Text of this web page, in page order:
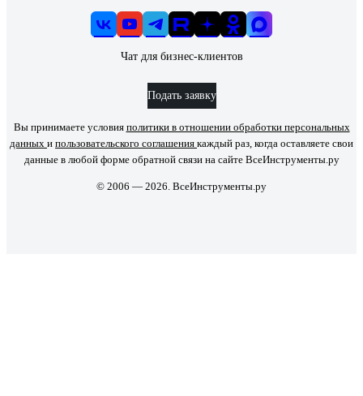
Чат для бизнес-клиентов
Подать заявку
Вы принимаете условия политики в отношении обработки персональных
данных и пользовательского соглашения каждый раз, когда оставляете свои
данные в любой форме обратной связи на сайте ВсеИнструменты.ру
© 2006 — 2026. ВсеИнструменты.ру